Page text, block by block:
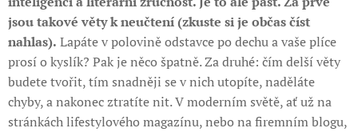
jsou takové věty k neučtení (zkuste si je občas číst
nahlas). Lapáte v polovině odstavce po dechu a vaše plíce
prosí o kyslík? Pak je něco špatně. Za druhé: čím delší věty
budete tvořit, tím snadněji se v nich utopíte, naděláte
chyby, a nakonec ztratíte nit. V moderním světě, ať už na
stránkách lifestylového magazínu, nebo na firemním blogu,